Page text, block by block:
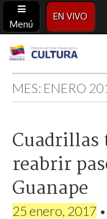
Menú
EN VIVO
Alba
96.3
FM
MES: ENERO
Cuadrillas
reabrir
Guanape
25 enero, 2017 •